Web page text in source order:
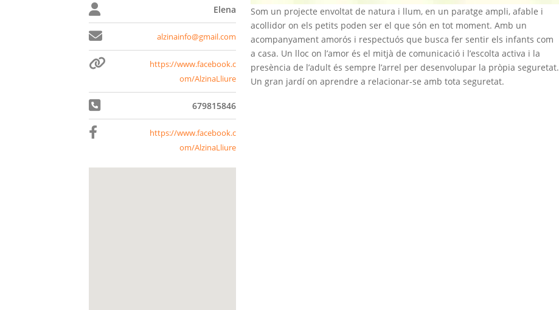
Elena
alzinainfo@gmail.com
https://www.facebook.c
om/AlzinaLliure
679815846
https://www.facebook.c
om/AlzinaLliure
Som un projecte envoltat de natura i llum, en un paratge ampli, afable i
acollidor on els petits poden ser el que són en tot moment. Amb un
acompanyament amorós i respectuós que busca fer sentir els infants com
a casa. Un lloc on l’amor és el mitjà de comunicació i l’escolta activa i la
presència de l’adult és sempre l’arrel per desenvolupar la pròpia seguretat.
Un gran jardí on aprendre a relacionar-se amb tota seguretat.